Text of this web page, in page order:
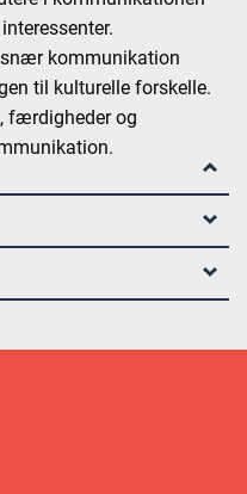
kommunikation
til kulturelle forskelle.
færdigheder og